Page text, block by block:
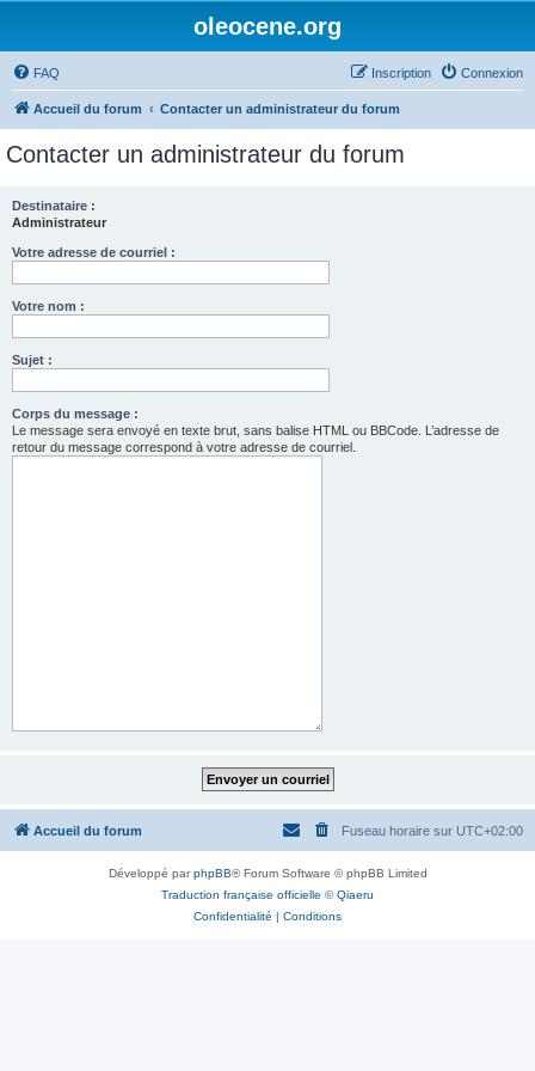
oleocene.org
FAQ Connexion
Inscription
Accueil du forum Contacter un administrateur du forum
Contacter un administrateur du forum
Destinataire :
Administrateur
Votre adresse de courriel :
Votre nom :
Sujet :
Corps du message :
Le message sera envoyé en texte brut, sans balise HTML ou BBCode. L’adresse de
retour du message correspond à votre adresse de courriel.
Accueil du forum Fuseau horaire sur UTC+02:00
Développé parphpBB® Forum Software © phpBB Limited
Traduction française officielle ©Qiaeru
Confidentialité | Conditions